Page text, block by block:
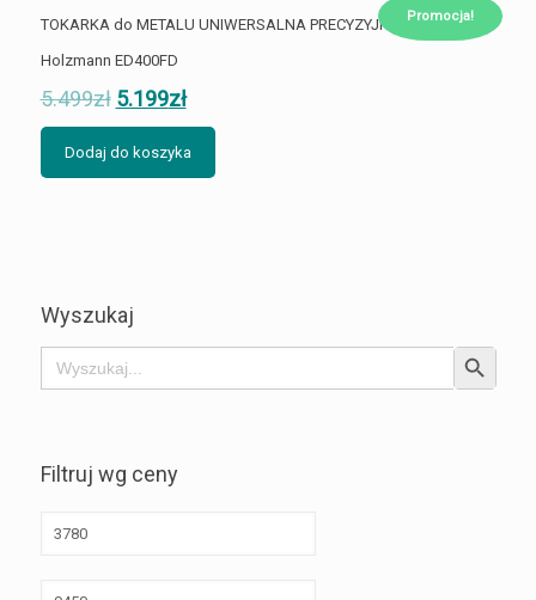
Promocja!
TOKARKA do METALU UNIWERSALNA PRECYZYJNA 400 mm
Holzmann ED400FD
5.499zł 5.199zł
Dodaj do koszyka
Wyszukaj
Search
for:
Search Button
Filtruj wg ceny